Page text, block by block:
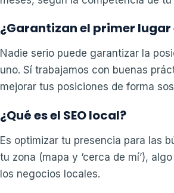
¿Garantizan el primer lugar
Nadie serio puede garantizar la
uno. Sí trabajamos con buenas
mejorar tus posiciones de forma
¿Qué es el SEO local?
Es optimizar tu presencia para las
tu zona (mapa y ‘cerca de mí’),
los negocios locales.